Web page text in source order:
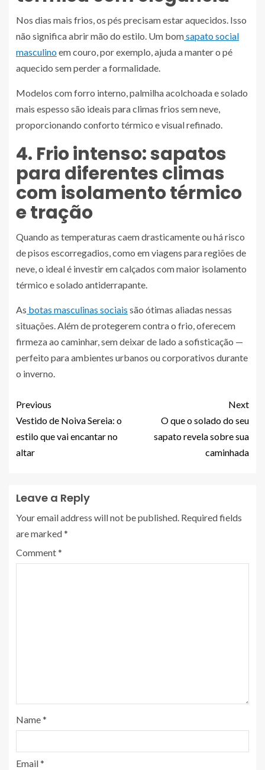
Nos dias mais frios, os pés precisam estar aquecidos. Isso
não significa abrir mão do estilo. Um bomsapato social
masculinoem couro, por exemplo, ajuda a manter o pé
aquecido sem perder a formalidade.
Modelos com forro interno, palmilha acolchoada e solado
mais espesso são ideais para climas frios sem neve,
proporcionando conforto térmico e visual refinado.
4. Frio intenso: sapatos
para diferentes climas
com isolamento térmico
e tração
Quando as temperaturas caem drasticamente ou há risco
de pisos escorregadios, como em viagens para regiões de
neve, o ideal é investir em calçados com maior isolamento
térmico e solado antiderrapante.
As botas masculinas sociais são ótimas aliadas nessas
situações. Além de protegerem contra o frio, oferecem
firmeza ao caminhar, sem deixar de lado a sofisticação —
perfeito para ambientes urbanos ou corporativos durante
o inverno.
Previous
Vestido de Noiva Sereia: o
estilo que vai encantar no
altar
Next
O que o solado do seu
sapato revela sobre sua
caminhada
Leave a Reply
Your email address will not be published. Required fields
are marked*
Comment*
Name*
Email*